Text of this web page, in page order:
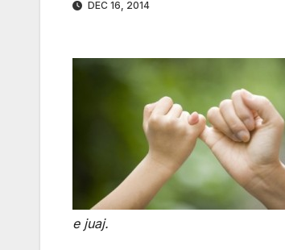
DEC 16, 2014
e juaj.